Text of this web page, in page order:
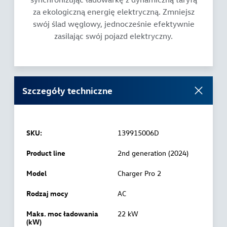
za ekologiczną energię elektryczną. Zmniejsz
swój ślad węglowy, jednocześnie efektywnie
zasilając swój pojazd elektryczny.
Szczegóły techniczne
SKU: 139915006D
Product line 2nd generation (2024)
Model Charger Pro 2
Rodzaj mocy AC
Maks. moc ładowania
(kW)
22 kW